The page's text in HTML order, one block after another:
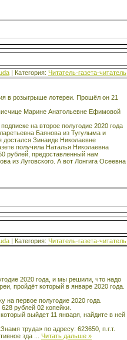
| Категория: Читатель-газета-читатель
в розыгрыше лотереи. Прошёл он 21
Марине Анатольевне Ефимовой
на второе полугодие 2020 года
Баянова из Тугулыма и
достался Зинаиде Николаевне
получила Наталья Николаевна
рублей, предоставленный нам
из Луговского. А вот Лонгига Осеевна
| Категория: Читатель-газета-читатель
2020 года, и мы решили, что надо
пройдёт который в январе 2020 года.
на первое полугодие 2020 года.
рублей 02 копейки.
выйдет 11 января, найдите в ней
труда» по адресу: 623650, п.г.т.
зда
Читать дальше »